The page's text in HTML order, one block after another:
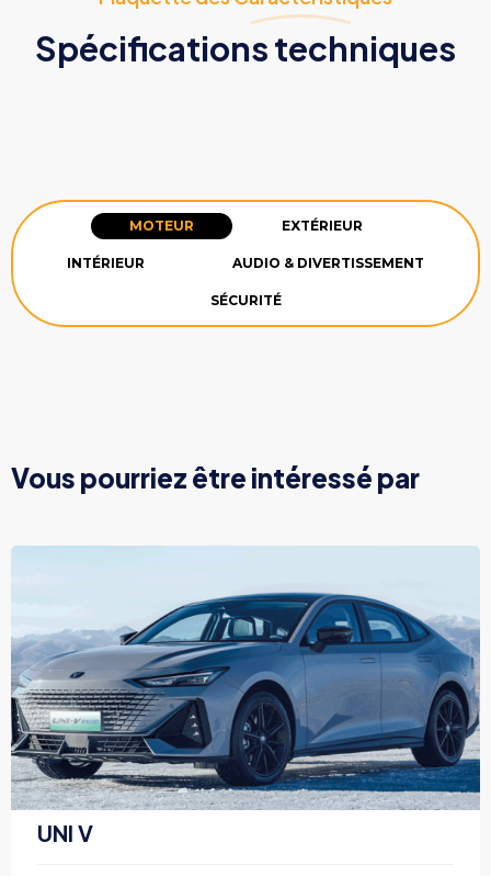
Spécifications techniques
MOTEUR EXTÉRIEUR
INTÉRIEUR AUDIO & DIVERTISSEMENT
SÉCURITÉ
Vous pourriez être intéressé par
UNI V